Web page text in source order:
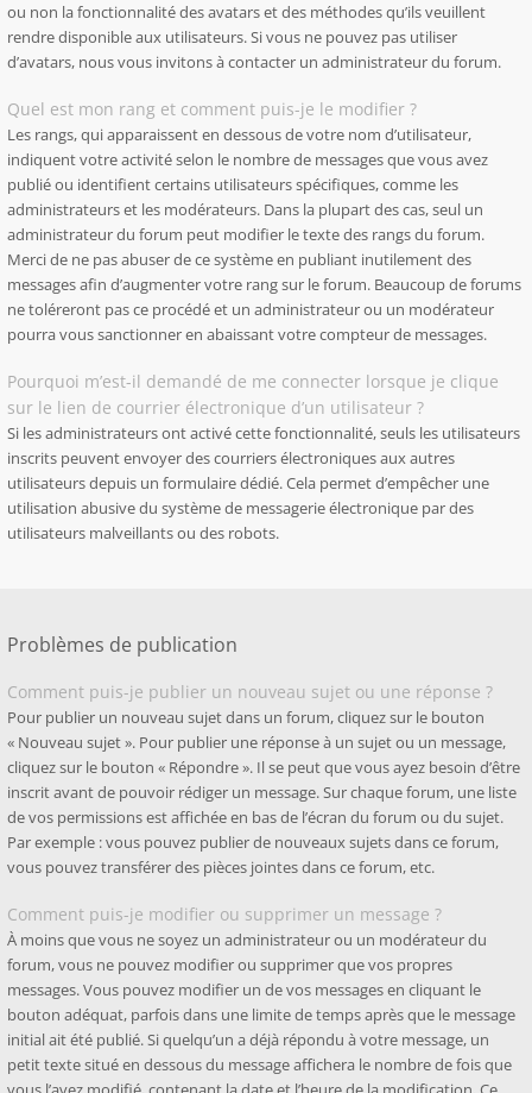
ou non la fonctionnalité des avatars et des méthodes qu’ils veuillent
rendre disponible aux utilisateurs. Si vous ne pouvez pas utiliser
d’avatars, nous vous invitons à contacter un administrateur du forum.
Quel est mon rang et comment puis-je le modifier ?
Les rangs, qui apparaissent en dessous de votre nom d’utilisateur,
indiquent votre activité selon le nombre de messages que vous avez
publié ou identifient certains utilisateurs spécifiques, comme les
administrateurs et les modérateurs. Dans la plupart des cas, seul un
administrateur du forum peut modifier le texte des rangs du forum.
Merci de ne pas abuser de ce système en publiant inutilement des
messages afin d’augmenter votre rang sur le forum. Beaucoup de forums
ne toléreront pas ce procédé et un administrateur ou un modérateur
pourra vous sanctionner en abaissant votre compteur de messages.
Pourquoi m’est-il demandé de me connecter lorsque je clique
sur le lien de courrier électronique d’un utilisateur ?
Si les administrateurs ont activé cette fonctionnalité, seuls les utilisateurs
inscrits peuvent envoyer des courriers électroniques aux autres
utilisateurs depuis un formulaire dédié. Cela permet d’empêcher une
utilisation abusive du système de messagerie électronique par des
utilisateurs malveillants ou des robots.
Problèmes de publication
Comment puis-je publier un nouveau sujet ou une réponse ?
Pour publier un nouveau sujet dans un forum, cliquez sur le bouton
« Nouveau sujet ». Pour publier une réponse à un sujet ou un message,
cliquez sur le bouton « Répondre ». Il se peut que vous ayez besoin d’être
inscrit avant de pouvoir rédiger un message. Sur chaque forum, une liste
de vos permissions est affichée en bas de l’écran du forum ou du sujet.
Par exemple : vous pouvez publier de nouveaux sujets dans ce forum,
vous pouvez transférer des pièces jointes dans ce forum, etc.
Comment puis-je modifier ou supprimer un message ?
À moins que vous ne soyez un administrateur ou un modérateur du
forum, vous ne pouvez modifier ou supprimer que vos propres
messages. Vous pouvez modifier un de vos messages en cliquant le
bouton adéquat, parfois dans une limite de temps après que le message
initial ait été publié. Si quelqu’un a déjà répondu à votre message, un
petit texte situé en dessous du message affichera le nombre de fois que